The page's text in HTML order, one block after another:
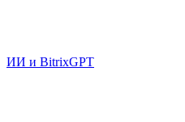
ИИ и BitrixGPT